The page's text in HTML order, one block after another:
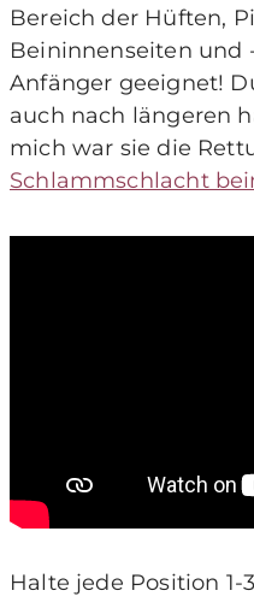
Bereich der Hüften,
Beininnenseiten und
Anfänger geeignet!
auch nach längeren
mich war sie die
Schlammschlacht
Halte jede Position 1-